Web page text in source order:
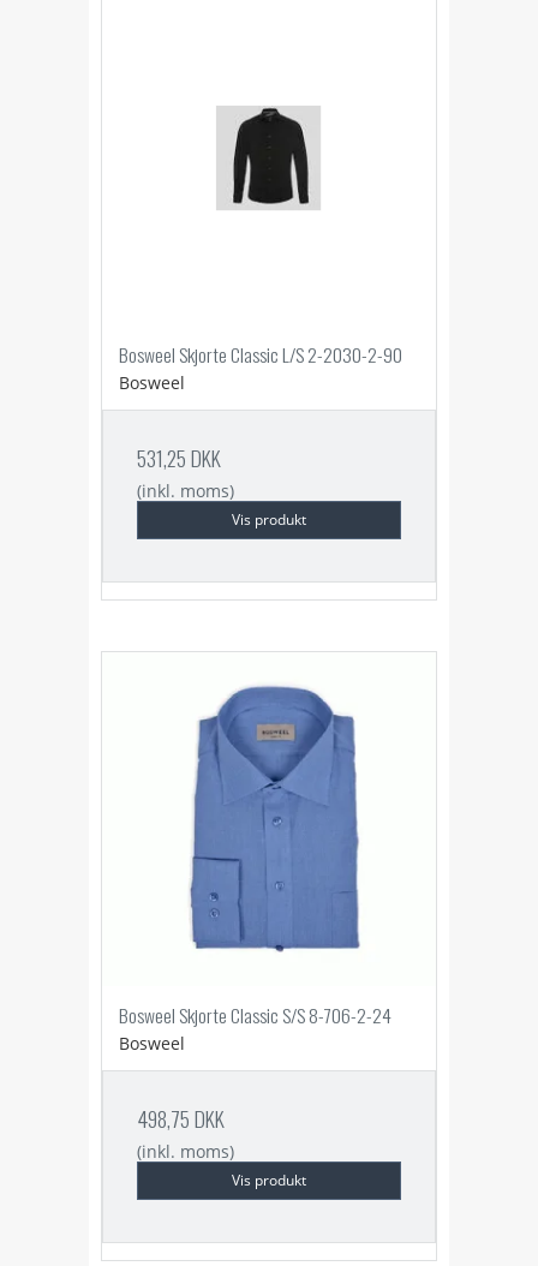
Bosweel Skjorte Classic L/S 2-2030-2-90
Bosweel
531,25 DKK
(inkl. moms)
Vis produkt
Bosweel Skjorte Classic S/S 8-706-2-24
Bosweel
498,75 DKK
(inkl. moms)
Vis produkt